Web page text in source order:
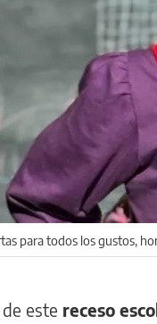
para todos los gustos,
este receso